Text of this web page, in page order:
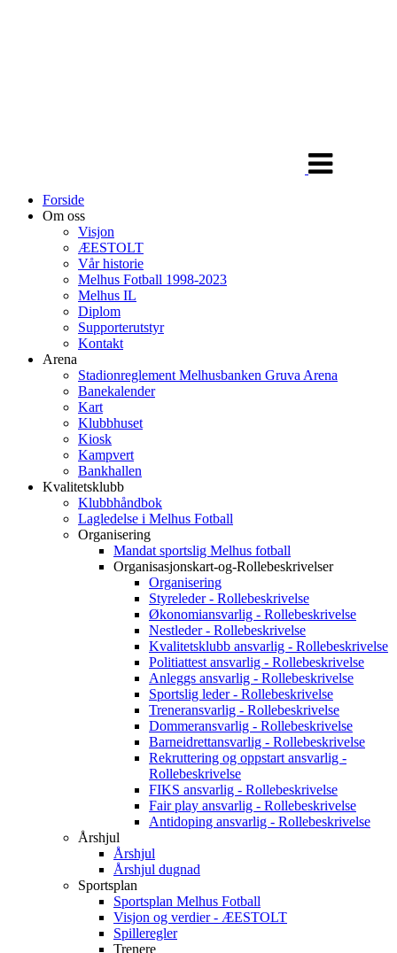
Forside
Om oss
Visjon
ÆESTOLT
Vår historie
Melhus Fotball 1998-2023
Melhus IL
Diplom
Supporterutstyr
Kontakt
Arena
Stadionreglement Melhusbanken Gruva Arena
Banekalender
Kart
Klubbhuset
Kiosk
Kampvert
Bankhallen
Kvalitetsklubb
Klubbhåndbok
Lagledelse i Melhus Fotball
Organisering
Mandat sportslig Melhus fotball
Organisasjonskart-og-Rollebeskrivelser
Organisering
Styreleder - Rollebeskrivelse
Økonomiansvarlig - Rollebeskrivelse
Nestleder - Rollebeskrivelse
Kvalitetsklubb ansvarlig - Rollebeskrivelse
Politiattest ansvarlig - Rollebeskrivelse
Anleggs ansvarlig - Rollebeskrivelse
Sportslig leder - Rollebeskrivelse
Treneransvarlig - Rollebeskrivelse
Dommeransvarlig - Rollebeskrivelse
Barneidrettansvarlig - Rollebeskrivelse
Rekruttering og oppstart ansvarlig -
Rollebeskrivelse
FIKS ansvarlig - Rollebeskrivelse
Fair play ansvarlig - Rollebeskrivelse
Antidoping ansvarlig - Rollebeskrivelse
Årshjul
Årshjul
Årshjul dugnad
Sportsplan
Sportsplan Melhus Fotball
Visjon og verdier - ÆESTOLT
Spilleregler
Trenere